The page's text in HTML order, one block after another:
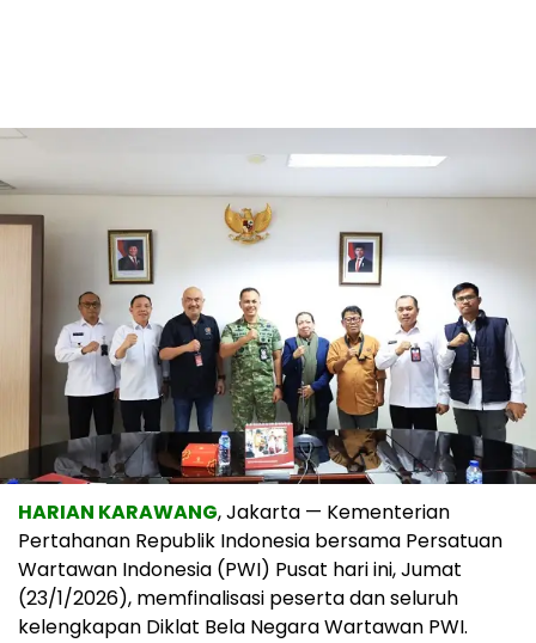
HARIAN KARAWANG, Jakarta — Kementerian
Pertahanan Republik Indonesia bersama Persatuan
Wartawan Indonesia (PWI) Pusat hari ini, Jumat
(23/1/2026), memfinalisasi peserta dan seluruh
kelengkapan Diklat Bela Negara Wartawan PWI.